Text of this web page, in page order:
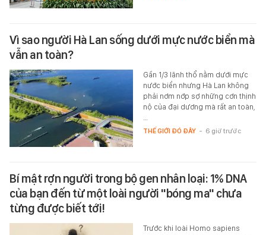
Vì sao người Hà Lan sống dưới mực nước biển mà
vẫn an toàn?
Gần 1/3 lãnh thổ nằm dưới mực
nước biển nhưng Hà Lan không
phải nơm nớp sợ những cơn thịnh
nộ của đại dương mà rất an toàn,
THẾ GIỚI ĐÓ ĐÂY - 6 giờ trước
Bí mật rợn người trong bộ gen nhân loại: 1% DNA
của bạn đến từ một loài người "bóng ma" chưa
từng được biết tới!
Trước khi loài Homo sapiens